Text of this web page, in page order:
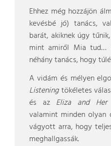
Ehhez még hozzájön
kevésbé jó) tanács,
barát, akiknek úgy
mint amiről Mia tud…
néhány tanács, hogy
A vidám és mélyen
Listeningtökéletes
és az Eliza and Her
valamint minden olyan
vágyott arra, hogy
meghallgassák.